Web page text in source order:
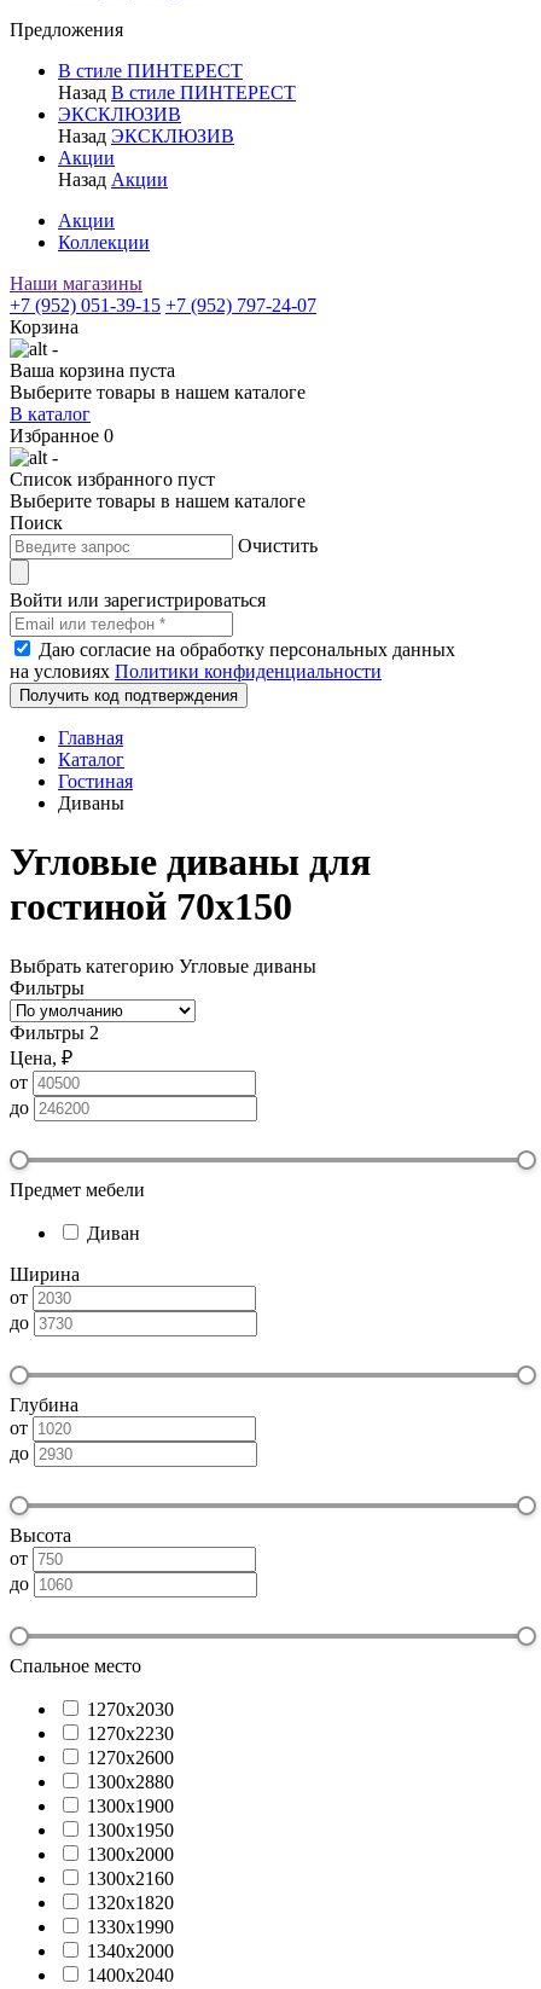
Предложения
В стиле ПИНТЕРЕСТ
Назад В стиле ПИНТЕРЕСТ
ЭКСКЛЮЗИВ
Назад ЭКСКЛЮЗИВ
Акции
Назад Акции
Акции
Коллекции
Наши магазины
+7 (952) 051-39-15 +7 (952) 797-24-07
Корзина
-
Ваша корзина пуста
Выберите товары в нашем каталоге
В каталог
Избранное 0
-
Список избранного пуст
Выберите товары в нашем каталоге
Поиск
Очистить
Войти или зарегистрироваться
Даю согласие на обработку персональных данных
на условиях Политики конфиденциальности
Получить код подтверждения
Главная
Каталог
Гостиная
Диваны
Угловые диваны для
гостиной 70х150
Выбрать категорию Угловые диваны
Фильтры
Фильтры 2
Цена, ₽
от
до
Предмет мебели
Диван
Ширина
от
до
Глубина
от
до
Высота
от
до
Спальное место
1270х2030
1270х2230
1270х2600
1300x2880
1300х1900
1300х1950
1300х2000
1300х2160
1320х1820
1330х1990
1340х2000
1400х2040